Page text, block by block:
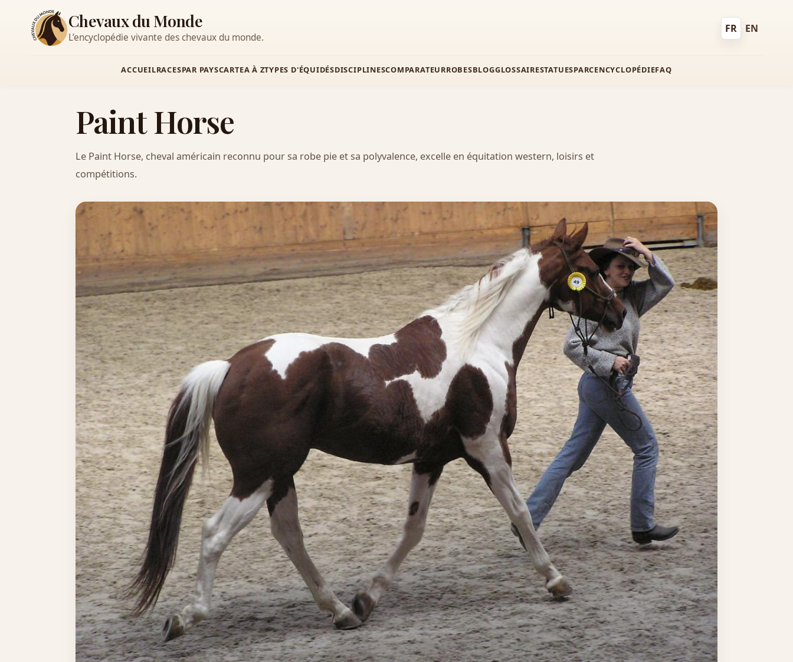
Chevaux du Monde
L’encyclopédie vivante des chevaux du monde.
FR
Français
EN
English
ACCUEILRACESPAR PAYSCARTEA À ZTYPES D'ÉQUIDÉSDISCIPLINESCOMPARATEURROBESBLOGGLOSSAIRESTATUESPARCENCYCLOPÉDIEFAQ
Paint Horse
Le Paint Horse, cheval américain reconnu pour sa robe pie et sa polyvalence, excelle en équitation western, loisirs et
compétitions.